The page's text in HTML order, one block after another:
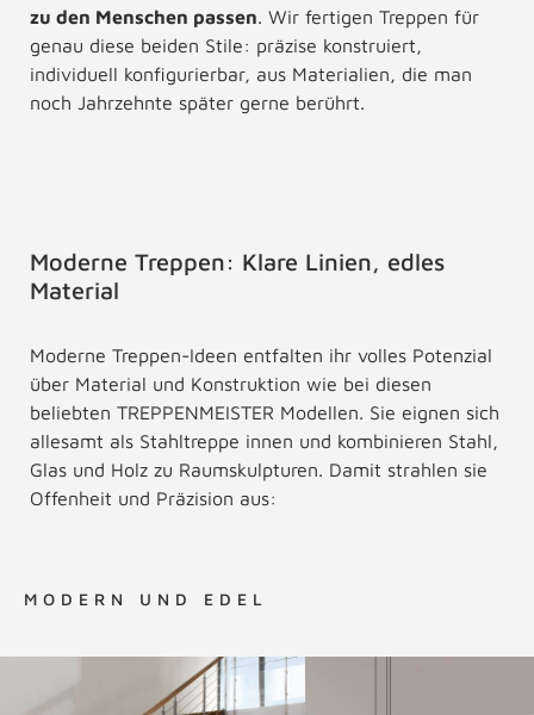
zu den Menschen passen. Wir fertigen Treppen für
genau diese beiden Stile: präzise konstruiert,
individuell konfigurierbar, aus Materialien, die man
noch Jahrzehnte später gerne berührt.
Moderne Treppen: Klare Linien, edles
Material
Moderne Treppen-Ideen entfalten ihr volles Potenzial
über Material und Konstruktion wie bei diesen
beliebten TREPPENMEISTER Modellen. Sie eignen sich
allesamt als Stahltreppe innen und kombinieren Stahl,
Glas und Holz zu Raumskulpturen. Damit strahlen sie
Offenheit und Präzision aus:
MODERN UND EDEL